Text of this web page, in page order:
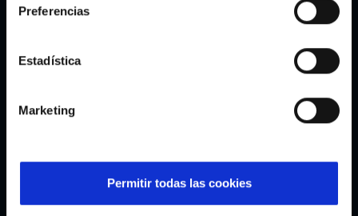
Preferencias
Estadística
Marketing
Permitir todas las cookies